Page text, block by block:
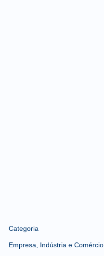
Categoria
Empresa, Indústria e Comércio